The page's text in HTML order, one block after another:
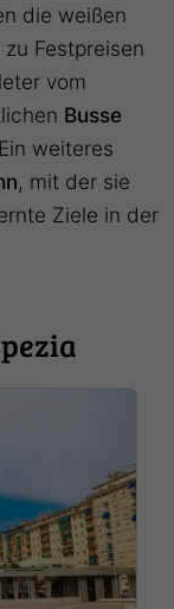
die weißen
Festpreisen
vom
Busse
weiteres
, mit der sie
Ziele in der